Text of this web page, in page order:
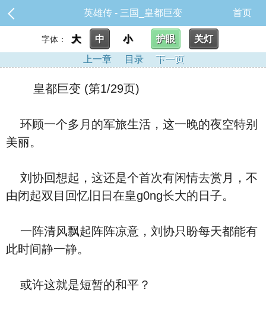
英雄传 - 三国_皇都巨变 首页
字体： 大 中 小 护眼
关灯
上一章
目录 下一页
皇都巨变 (第1/29页)
环顾一个多月的军旅生活，这一晚的夜空特别
美丽。
刘协回想起，这还是个首次有闲情去赏月，不
由闭起双目回忆旧日在皇g0ng长大的日子。
一阵清风飘起阵阵凉意，刘协只盼每天都能有
此时间静一静。
或许这就是短暂的和平？